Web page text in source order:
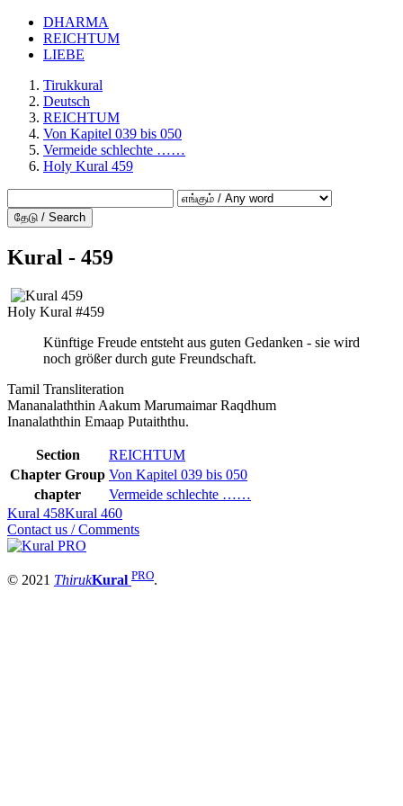
DHARMA
REICHTUM
LIEBE
Tirukkural
Deutsch
REICHTUM
Von Kapitel 039 bis 050
Vermeide schlechte ……
Holy Kural 459
தேடு / Search
Kural - 459
Holy Kural #459
Künftige Freude entsteht aus guten Gedanken - sie wird
noch größer durch gute Freundschaft.
Tamil Transliteration
Mananalaththin Aakum Marumaimar Raqdhum
Inanalaththin Emaap Putaiththu.
Section
REICHTUM
Chapter Group Von Kapitel 039 bis 050
chapter
Vermeide schlechte ……
Kural 458Kural 460
Contact us / Comments
© 2021 ThirukKural PRO.